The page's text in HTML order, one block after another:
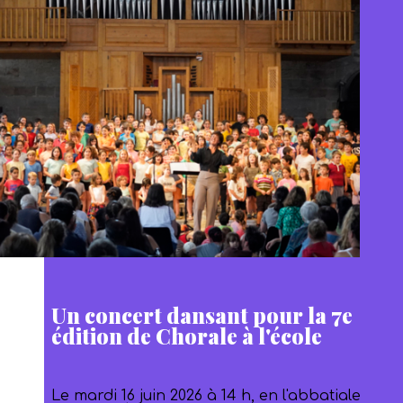
Un concert dansant pour la 7e
édition de Chorale à l'école
Le mardi 16 juin 2026 à 14 h, en l'abbatiale